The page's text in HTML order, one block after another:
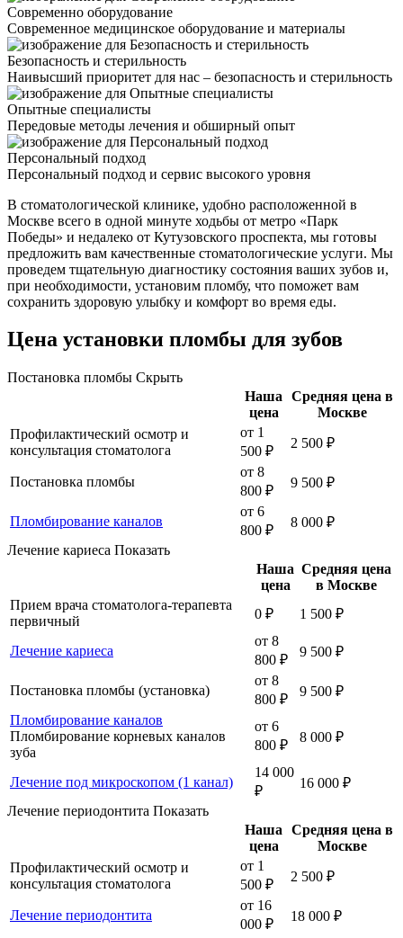
Современно оборудование
Современное медицинское оборудование и материалы
Безопасность и стерильность
Наивысший приоритет для нас – безопасность и стерильность
Опытные специалисты
Передовые методы лечения и обширный опыт
Персональный подход
Персональный подход и сервис высокого уровня
В стоматологической клинике, удобно расположенной в
Москве всего в одной минуте ходьбы от метро «Парк
Победы» и недалеко от Кутузовского проспекта, мы готовы
предложить вам качественные стоматологические услуги. Мы
проведем тщательную диагностику состояния ваших зубов и,
при необходимости, установим пломбу, что поможет вам
сохранить здоровую улыбку и комфорт во время еды.
Цена установки пломбы для зубов
Постановка пломбы Скрыть
Наша
цена
Средняя цена в
Москве
Профилактический осмотр и
консультация стоматолога
от 1
500 ₽
2 500 ₽
Постановка пломбы
от 8
800 ₽
9 500 ₽
Пломбирование каналов
от 6
800 ₽
8 000 ₽
Лечение кариеса Показать
Наша
цена
Средняя цена
в Москве
Прием врача стоматолога-терапевта
первичный
0 ₽ 1 500 ₽
Лечение кариеса
от 8
800 ₽
9 500 ₽
Постановка пломбы (установка)
от 8
800 ₽
9 500 ₽
Пломбирование каналов
Пломбирование корневых каналов
зуба
от 6
800 ₽
8 000 ₽
Лечение под микроскопом (1 канал)
14 000
₽
16 000 ₽
Лечение периодонтита Показать
Наша
цена
Средняя цена в
Москве
Профилактический осмотр и
консультация стоматолога
от 1
500 ₽
2 500 ₽
Лечение периодонтита
от 16
000 ₽
18 000 ₽